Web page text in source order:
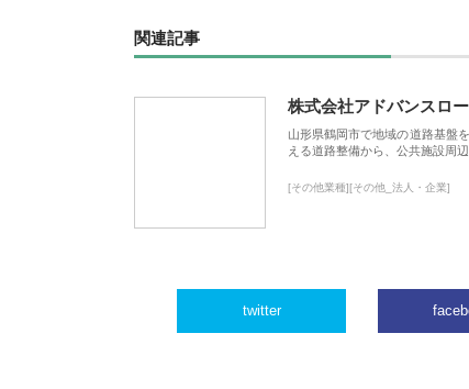
関連記事
株式会社アドバンスロ
山形県鶴岡市で地域の道路基盤
える道路整備から、公共施設周
[その他業種][その他_法人・企業]
twitter